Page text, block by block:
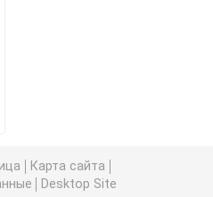
кислорода
Карта сайта
Desktop Site